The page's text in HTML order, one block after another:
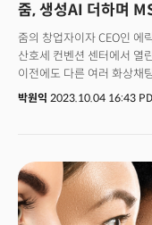
줌, 생성AI 더하며
줌의 창업자이자 CEO인 에
산호세 컨벤션 센터에서 열
이전에도 다른 여러 화상채
실리콘밸리의 소위 소프트
앞으로도 더 많은 생성형
발전시켜 나가겠다고 밝혔다
인공지능 제품이 아니라, 다
‘그냥 잘 되는’ 생성형 인공
박원익 2023.10.04 16:43